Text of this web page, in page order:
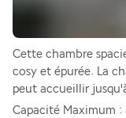
Cette chambre
cosy et épurée. La
peut accueillir
Capacité Maximum :